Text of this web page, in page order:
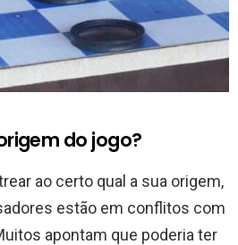
do jogo?
ao certo qual a sua origem,
estão em conflitos com
apontam que poderia ter